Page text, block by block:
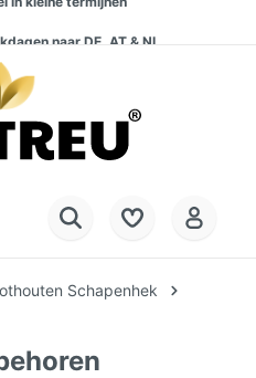
(0) 28 32 - 408 990 0
van goederen
online winkelen
Schapenhek